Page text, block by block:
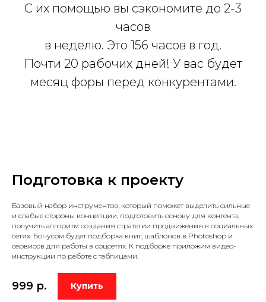
С их помощью вы сэкономите до 2-3
часов
в неделю. Это 156 часов в год.
Почти 20 рабочих дней! У вас будет
месяц форы перед конкурентами.
Подготовка к проекту
Базовый набор инструментов, который поможет выделить сильные
и слабые стороны концепции, подготовить основу для контента,
получить алгоритм создания стратегии продвижения в социальных
сетях. Бонусом будет подборка книг, шаблонов в Photoshop и
сервисов для работы в соцсетях. К подборке приложим видео-
инструкции по работе с таблицами.
999 р. Купить